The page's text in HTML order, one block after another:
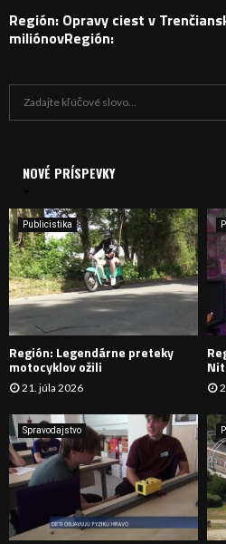
Región: Opravy ciest v
miliónovRegión:
i
e
:
NOVÉ PRÍSPEVKY
Publicistika
Región: Legendárne preteky
motocyklov ožili
21. júla 2026
Spravodajstvo